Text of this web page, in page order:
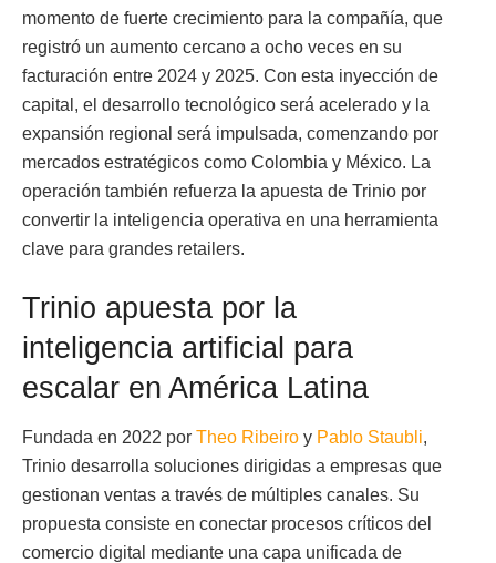
momento de fuerte crecimiento para la compañía, que
registró un aumento cercano a ocho veces en su
facturación entre 2024 y 2025. Con esta inyección de
capital, el desarrollo tecnológico será acelerado y la
expansión regional será impulsada, comenzando por
mercados estratégicos como Colombia y México. La
operación también refuerza la apuesta de Trinio por
convertir la inteligencia operativa en una herramienta
clave para grandes retailers.
Trinio apuesta por la
inteligencia artificial para
escalar en América Latina
Fundada en 2022 por Theo Ribeiro y Pablo Staubli,
Trinio desarrolla soluciones dirigidas a empresas que
gestionan ventas a través de múltiples canales. Su
propuesta consiste en conectar procesos críticos del
comercio digital mediante una capa unificada de